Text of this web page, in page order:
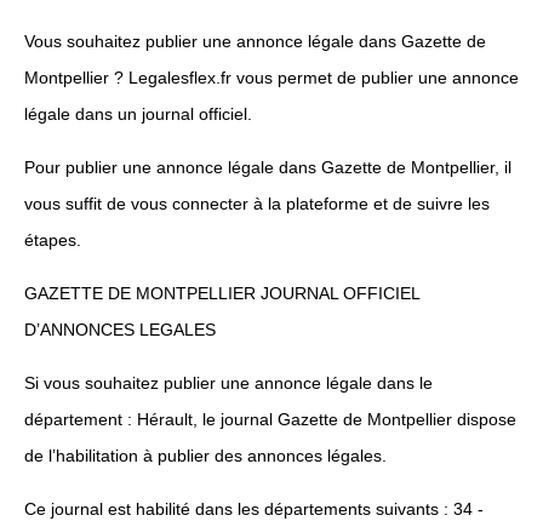
Vous souhaitez publier une annonce légale dans Gazette de
Montpellier ? Legalesflex.fr vous permet de publier une annonce
légale dans un journal officiel.
Pour publier une annonce légale dans Gazette de Montpellier, il
vous suffit de vous connecter à la plateforme et de suivre les
étapes.
GAZETTE DE MONTPELLIER JOURNAL OFFICIEL
D’ANNONCES LEGALES
Si vous souhaitez publier une annonce légale dans le
département : Hérault, le journal Gazette de Montpellier dispose
de l’habilitation à publier des annonces légales.
Ce journal est habilité dans les départements suivants : 34 -